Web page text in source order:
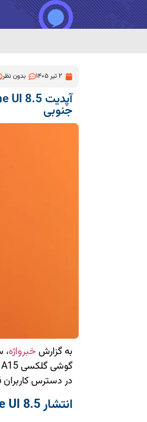
2 تیر 1405 بدون نظر
جنوبی
به گزارش خبرواژه
در دسترس کاربران
انتشار One UI 8.5 برای گلکسی A15 4G